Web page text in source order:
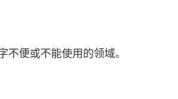
便或不能使用的领域。